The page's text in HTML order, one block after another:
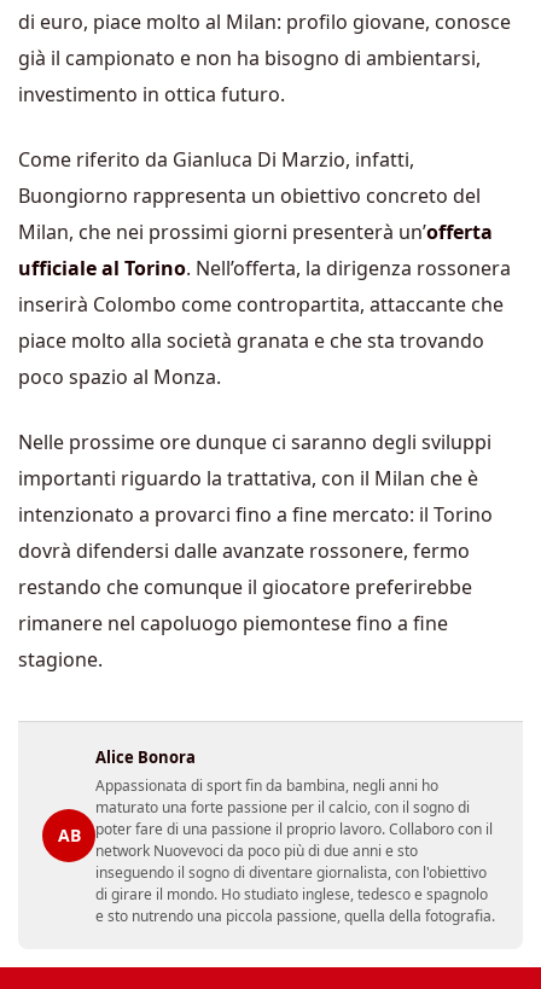
di euro, piace molto al Milan: profilo giovane, conosce
già il campionato e non ha bisogno di ambientarsi,
investimento in ottica futuro.
Come riferito da Gianluca Di Marzio, infatti,
Buongiorno rappresenta un obiettivo concreto del
Milan, che nei prossimi giorni presenterà un’offerta
ufficiale al Torino. Nell’offerta, la dirigenza rossonera
inserirà Colombo come contropartita, attaccante che
piace molto alla società granata e che sta trovando
poco spazio al Monza.
Nelle prossime ore dunque ci saranno degli sviluppi
importanti riguardo la trattativa, con il Milan che è
intenzionato a provarci fino a fine mercato: il Torino
dovrà difendersi dalle avanzate rossonere, fermo
restando che comunque il giocatore preferirebbe
rimanere nel capoluogo piemontese fino a fine
stagione.
AB
Alice Bonora
Appassionata di sport fin da bambina, negli anni ho
maturato una forte passione per il calcio, con il sogno di
poter fare di una passione il proprio lavoro. Collaboro con il
network Nuovevoci da poco più di due anni e sto
inseguendo il sogno di diventare giornalista, con l'obiettivo
di girare il mondo. Ho studiato inglese, tedesco e spagnolo
e sto nutrendo una piccola passione, quella della fotografia.